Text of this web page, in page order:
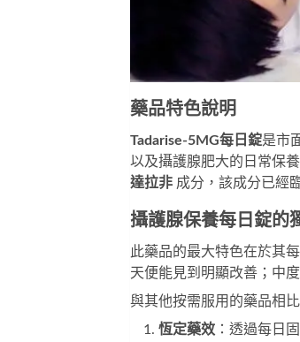
藥品特色說明
Tadarise-5MG每日錠是市
以及攝護腺肥大的日常保
達拉非 成分，該成分已經
攝護腺保養每日錠的
此藥品的最大特色在於其
天便能見到明顯改善；中
與其他按需服用的藥品相
恆定藥效 ：透過每日